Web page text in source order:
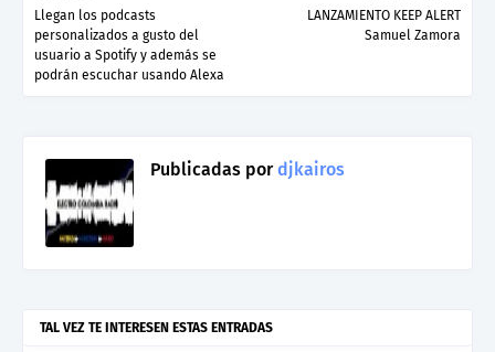
LANZAMIENTO KEEP ALERT
Samuel Zamora
Llegan los podcasts
personalizados a gusto del
usuario a Spotify y además se
podrán escuchar usando Alexa
Publicadas pordjkairos
TAL VEZ TE INTERESEN ESTAS ENTRADAS